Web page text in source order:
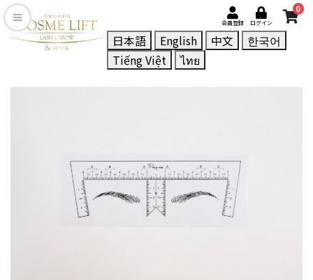
会員登録 ログイン
0
日本語 English 中文
한국어
Tiếng Việt
ไทย